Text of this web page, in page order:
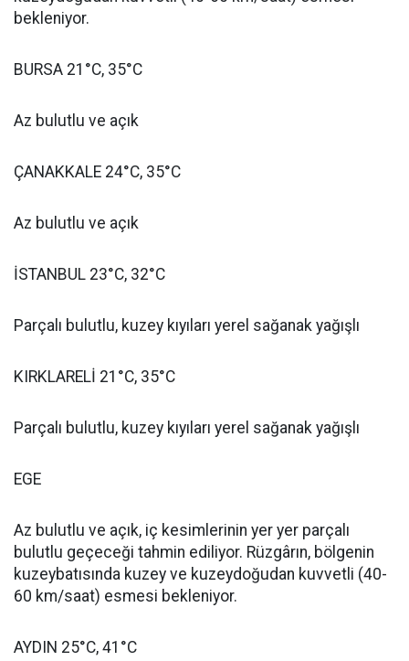
bekleniyor.
BURSA 21°C, 35°C
Az bulutlu ve açık
ÇANAKKALE 24°C, 35°C
Az bulutlu ve açık
İSTANBUL 23°C, 32°C
Parçalı bulutlu, kuzey kıyıları yerel sağanak yağışlı
KIRKLARELİ 21°C, 35°C
Parçalı bulutlu, kuzey kıyıları yerel sağanak yağışlı
EGE
Az bulutlu ve açık, iç kesimlerinin yer yer parçalı
bulutlu geçeceği tahmin ediliyor. Rüzgârın, bölgenin
kuzeybatısında kuzey ve kuzeydoğudan kuvvetli (40-
60 km/saat) esmesi bekleniyor.
AYDIN 25°C, 41°C